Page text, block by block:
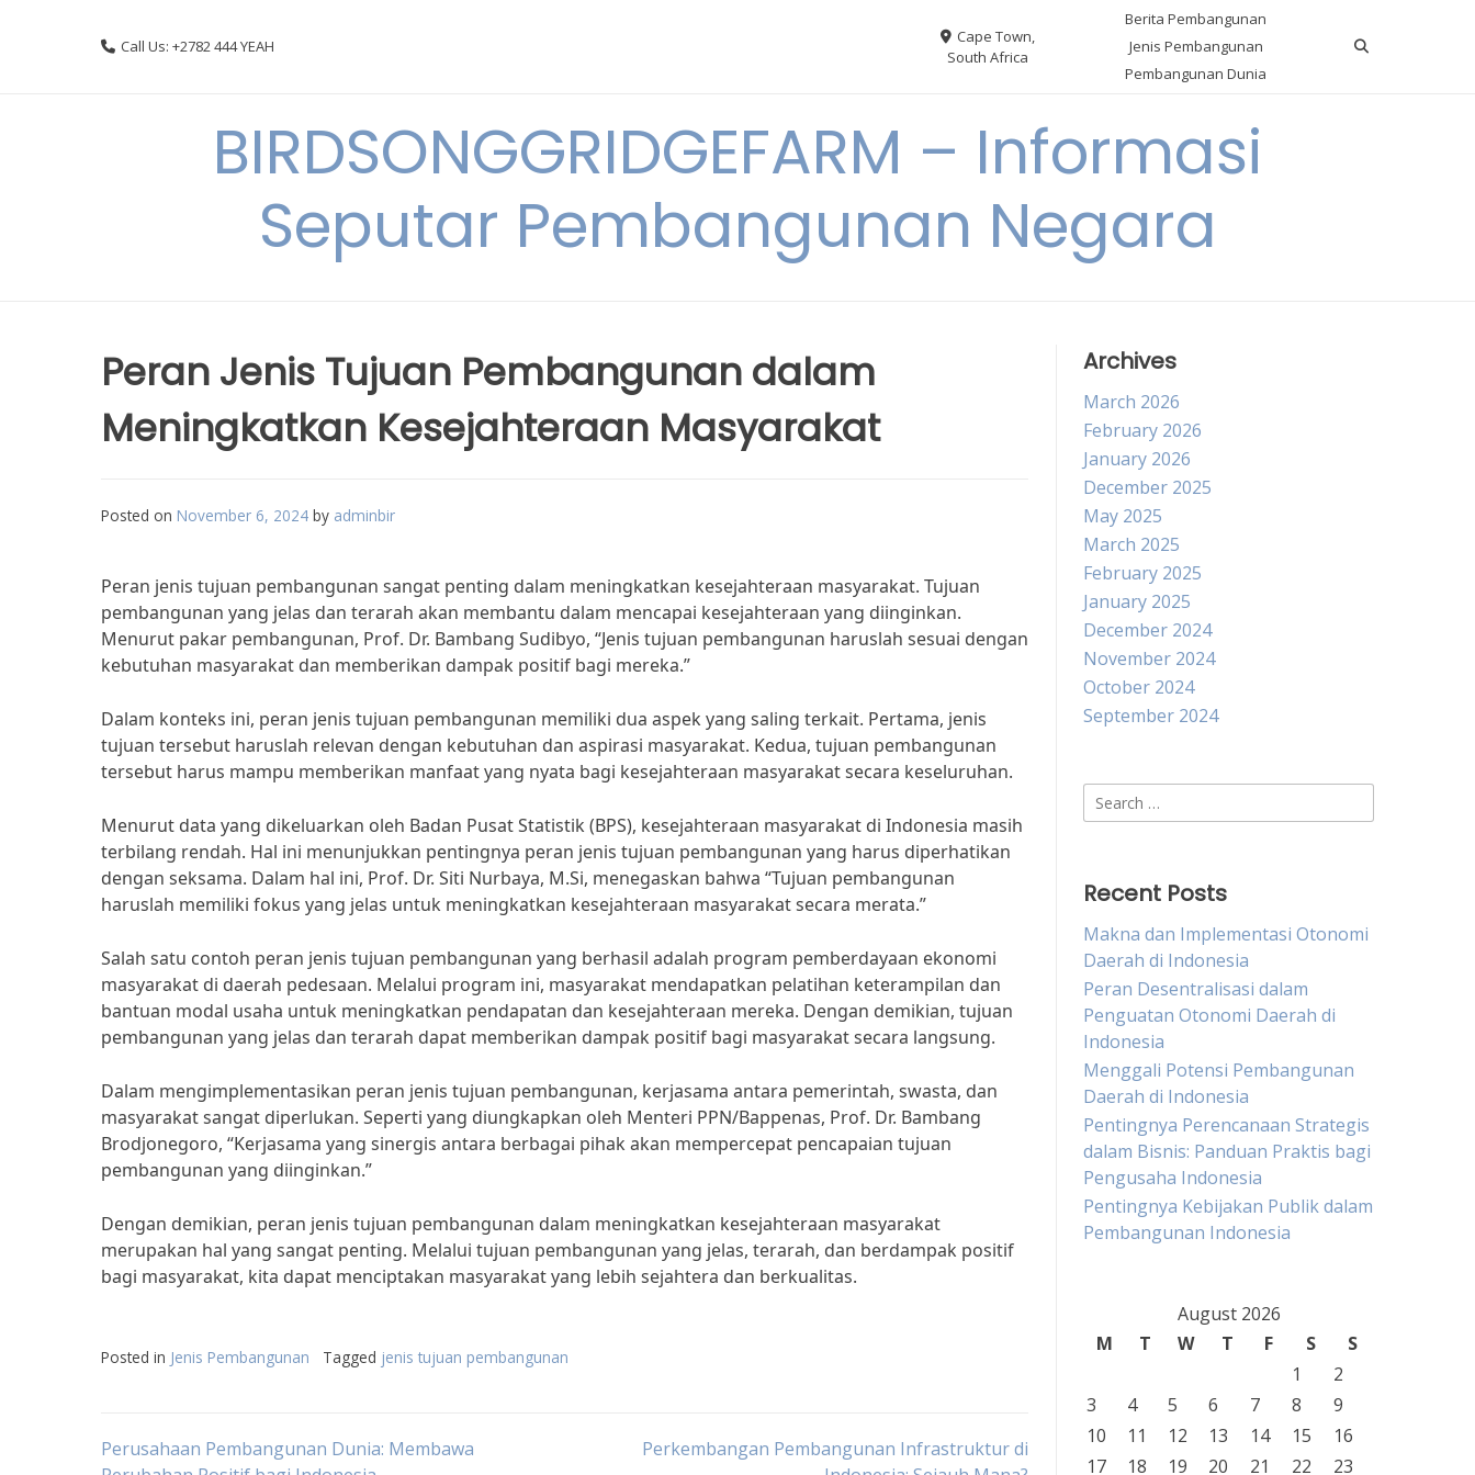
Call Us: +2782 444 YEAH
Cape Town,
South Africa
Berita Pembangunan
Jenis Pembangunan
Pembangunan Dunia
BIRDSONGGRIDGEFARM – Informasi
Seputar Pembangunan Negara
Peran Jenis Tujuan Pembangunan dalam
Meningkatkan Kesejahteraan Masyarakat
Posted on November 6, 2024 by adminbir
Peran jenis tujuan pembangunan sangat penting dalam meningkatkan kesejahteraan masyarakat. Tujuan
pembangunan yang jelas dan terarah akan membantu dalam mencapai kesejahteraan yang diinginkan.
Menurut pakar pembangunan, Prof. Dr. Bambang Sudibyo, “Jenis tujuan pembangunan haruslah sesuai dengan
kebutuhan masyarakat dan memberikan dampak positif bagi mereka.”
Dalam konteks ini, peran jenis tujuan pembangunan memiliki dua aspek yang saling terkait. Pertama, jenis
tujuan tersebut haruslah relevan dengan kebutuhan dan aspirasi masyarakat. Kedua, tujuan pembangunan
tersebut harus mampu memberikan manfaat yang nyata bagi kesejahteraan masyarakat secara keseluruhan.
Menurut data yang dikeluarkan oleh Badan Pusat Statistik (BPS), kesejahteraan masyarakat di Indonesia masih
terbilang rendah. Hal ini menunjukkan pentingnya peran jenis tujuan pembangunan yang harus diperhatikan
dengan seksama. Dalam hal ini, Prof. Dr. Siti Nurbaya, M.Si, menegaskan bahwa “Tujuan pembangunan
haruslah memiliki fokus yang jelas untuk meningkatkan kesejahteraan masyarakat secara merata.”
Salah satu contoh peran jenis tujuan pembangunan yang berhasil adalah program pemberdayaan ekonomi
masyarakat di daerah pedesaan. Melalui program ini, masyarakat mendapatkan pelatihan keterampilan dan
bantuan modal usaha untuk meningkatkan pendapatan dan kesejahteraan mereka. Dengan demikian, tujuan
pembangunan yang jelas dan terarah dapat memberikan dampak positif bagi masyarakat secara langsung.
Dalam mengimplementasikan peran jenis tujuan pembangunan, kerjasama antara pemerintah, swasta, dan
masyarakat sangat diperlukan. Seperti yang diungkapkan oleh Menteri PPN/Bappenas, Prof. Dr. Bambang
Brodjonegoro, “Kerjasama yang sinergis antara berbagai pihak akan mempercepat pencapaian tujuan
pembangunan yang diinginkan.”
Dengan demikian, peran jenis tujuan pembangunan dalam meningkatkan kesejahteraan masyarakat
merupakan hal yang sangat penting. Melalui tujuan pembangunan yang jelas, terarah, dan berdampak positif
bagi masyarakat, kita dapat menciptakan masyarakat yang lebih sejahtera dan berkualitas.
Posted in Jenis Pembangunan Tagged jenis tujuan pembangunan
Post
Perusahaan Pembangunan Dunia: Membawa
Perkembangan Pembangunan Infrastruktur di
Archives
March 2026
February 2026
January 2026
December 2025
May 2025
March 2025
February 2025
January 2025
December 2024
November 2024
October 2024
September 2024
Search
for:
Recent Posts
Makna dan Implementasi Otonomi
Daerah di Indonesia
Peran Desentralisasi dalam
Penguatan Otonomi Daerah di
Indonesia
Menggali Potensi Pembangunan
Daerah di Indonesia
Pentingnya Perencanaan Strategis
dalam Bisnis: Panduan Praktis bagi
Pengusaha Indonesia
Pentingnya Kebijakan Publik dalam
Pembangunan Indonesia
August 2026
M
T W T F S
S
1
2
3
4 5 6 7 8
9
10
11 12 13 14 15
16
17
18 19 20 21 22
23